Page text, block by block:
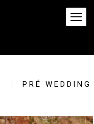
PRÉ WEDDING